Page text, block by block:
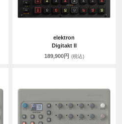
elektron
Digitakt II
189,900円 (税込)